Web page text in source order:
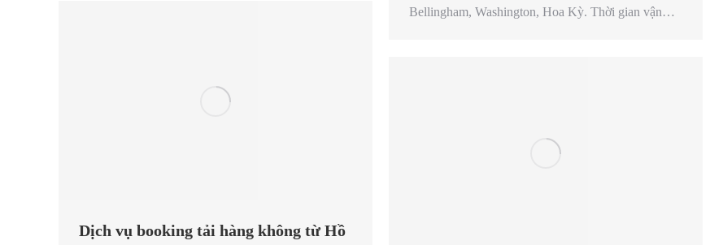
Bellingham, Washington, Hoa Kỳ. Thời gian vận…
Dịch vụ booking tải hàng không từ Hồ